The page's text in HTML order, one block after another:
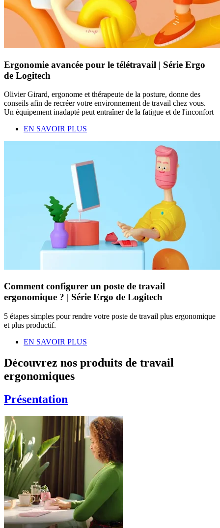
Ergonomie avancée pour le télétravail | Série Ergo
de Logitech
Olivier Girard, ergonome et thérapeute de la posture, donne des
conseils afin de recréer votre environnement de travail chez vous.
Un équipement inadapté peut entraîner de la fatigue et de l'inconfort
EN SAVOIR PLUS
Comment configurer un poste de travail
ergonomique ? | Série Ergo de Logitech
5 étapes simples pour rendre votre poste de travail plus ergonomique
et plus productif.
EN SAVOIR PLUS
Découvrez nos produits de travail
ergonomiques
Présentation